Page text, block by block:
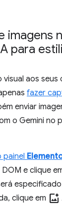
imagens
para
aos seus
fazer
enviar
o Gemini no
painel
e clique
clique em add_photo_alternate